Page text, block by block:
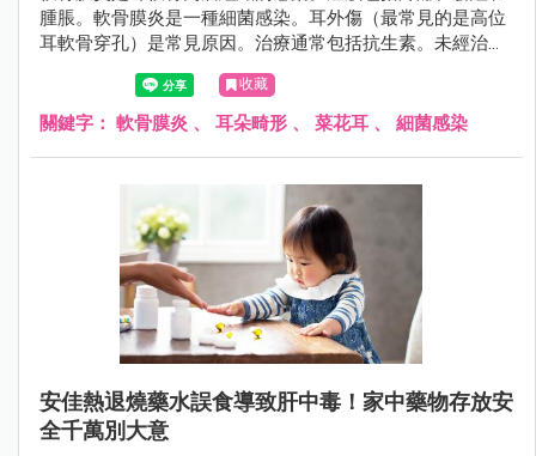
腫脹。軟骨膜炎是一種細菌感染。耳外傷（最常見的是高位
耳軟骨穿孔）是常見原因。治療通常包括抗生素。未經治療
的軟骨膜炎可導致嚴重的併發症。
收藏
關鍵字： 軟骨膜炎 、 耳朵畸形 、 菜花耳 、 細菌感染
安佳熱退燒藥水誤食導致肝中毒！家中藥物存放安
全千萬別大意